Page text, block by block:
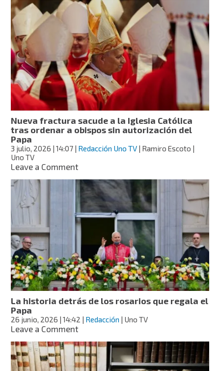
Gandolfo:
así
es
el
histórico
refugio
de
verano
del
Papa
León
XIV
Nueva fractura sacude a la Iglesia Católica
tras ordenar a obispos sin autorización del
Papa
3 julio, 2026 | 14:07 | Redacción Uno TV | Ramiro Escoto |
Uno TV
Leave a Commenton
fractura
sacude
a
la
Iglesia
Católica
tras
ordenar
a
obispos
sin
autorización
del
La historia detrás de los rosarios que regala el
Papa
26 junio, 2026 | 14:42 | Redacción | Uno TV
Leave a Commenton
historia
detrás
de